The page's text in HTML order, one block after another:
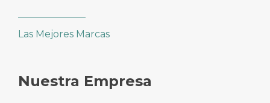
Las Mejores Marcas
Nuestra Empresa